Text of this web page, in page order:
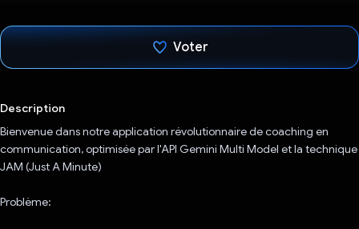
Voter
Description
Bienvenue dans notre application révolutionnaire de coaching en
communication, optimisée par l'API Gemini Multi Model et la technique
JAM (Just A Minute)
Problème: